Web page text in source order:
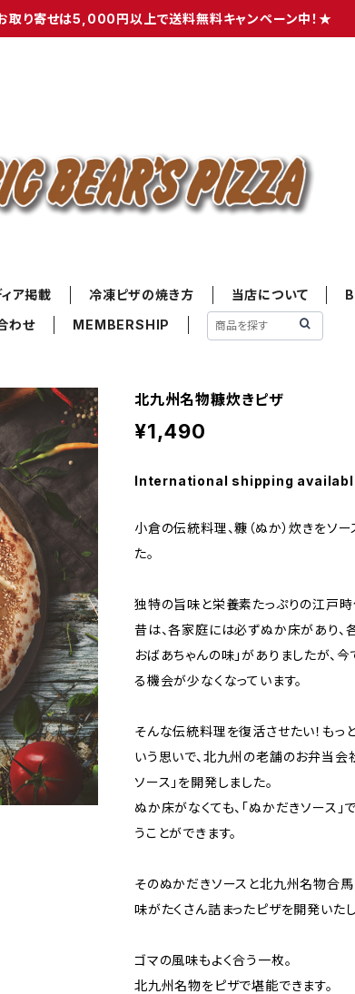
取り寄せは5,000円以上で送料無料キャンペーン中！★
ィア掲載 冷凍ピザの焼き方 当店について
わせ MEMBERSHIP
北九州名物糠炊きピザ
¥1,490
International shipping
小倉の伝統料理、糠（ぬか）炊きをソ
た。
独特の旨味と栄養素たっぷりの江戸
昔は、各家庭には必ずぬか床があり、
おばあちゃんの味」がありましたが、
る機会が少なくなっています。
そんな伝統料理を復活させたい！もっ
いう思いで、北九州の老舗のお弁当会
ソース」を開発しました。
ぬか床がなくても、「ぬかだきソース
うことができます。
そのぬかだきソースと北九州名物合
味がたくさん詰まったピザを開発いたし
ゴマの風味もよく合う一枚。
北九州名物をピザで堪能できます。